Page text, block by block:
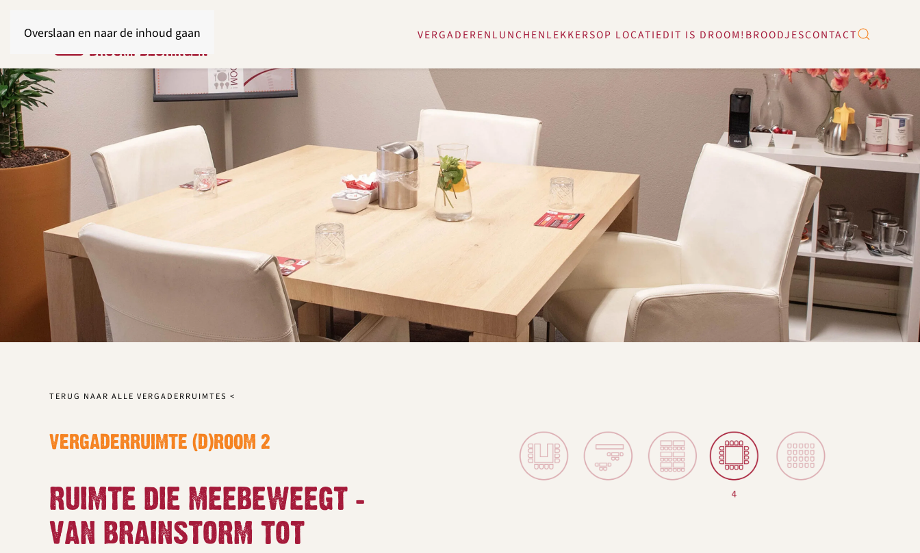
Overslaan en naar de inhoud gaan VERGADEREN LUNCHEN LEKKERSOP LOCATIEDIT IS DROOM! BROODJESCONTACT
TERUG NAAR ALLE VERGADERRUIMTES <
VERGADERRUIMTE (D)ROOM 2
RUIMTE DIE MEEBEWEEGT –
VAN BRAINSTORM TOT